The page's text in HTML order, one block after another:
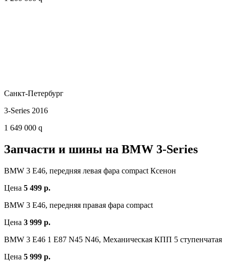
Санкт-Петербург
3-Series 2016
1 649 000 q
Запчасти и шины на BMW 3-Series
BMW 3 E46, передняя левая фара compact Ксенон
Цена 5 499 р.
BMW 3 E46, передняя правая фара compact
Цена 3 999 р.
BMW 3 E46 1 E87 N45 N46, Механическая КПП 5 ступенчатая
Цена 5 999 р.